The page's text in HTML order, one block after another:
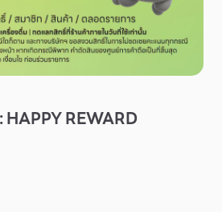
HAPPY REWARD